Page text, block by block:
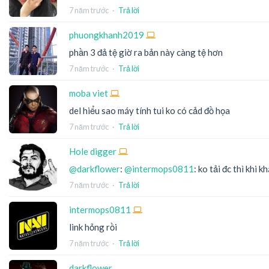
7 năm trước · Trả lời
phuongkhanh2019
phần 3 đả tệ giờ ra bản này càng tệ hơn
7 năm trước · Trả lời
moba viet
del hiểu sao máy tính tui ko có cảd đồ họa
7 năm trước · Trả lời
Hole digger
@darkflower: @intermops0811: ko tải đc thì khi
7 năm trước · Trả lời
intermops0811
link hỏng rồi
7 năm trước · Trả lời